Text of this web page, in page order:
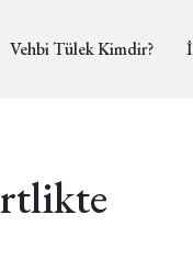
Vehbi Tülek Kimdir?